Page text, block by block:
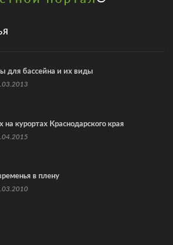
для бассейна и их виды
на курортах Краснодарского края
в плену